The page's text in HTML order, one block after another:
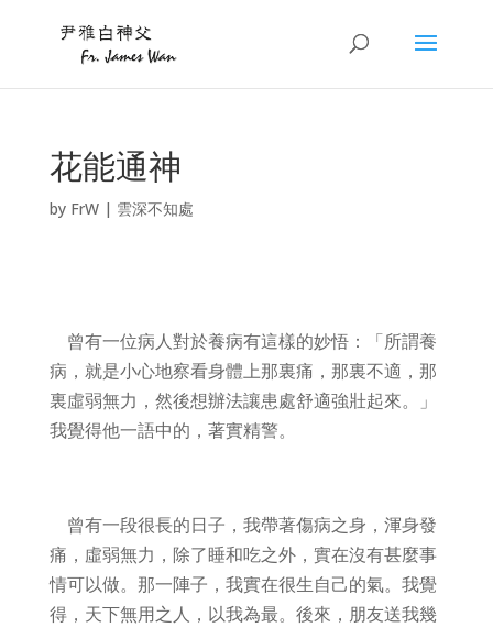
花能通神
by FrW| 雲深不知處
曾有一位病人對於養病有這樣的妙悟：「所謂養
病，就是小心地察看身體上那裏痛，那裏不適，那
裏虛弱無力，然後想辦法讓患處舒適強壯起來。」
我覺得他一語中的，著實精警。
曾有一段很長的日子，我帶著傷病之身，渾身發
痛，虛弱無力，除了睡和吃之外，實在沒有甚麼事
情可以做。那一陣子，我實在很生自己的氣。我覺
得，天下無用之人，以我為最。後來，朋友送我幾